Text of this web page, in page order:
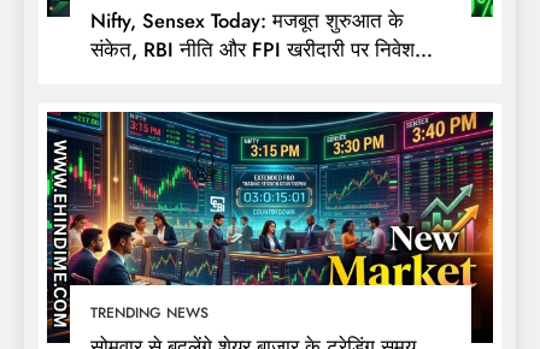
Nifty, Sensex Today: मजबूत शुरुआत के
संकेत, RBI नीति और FPI खरीदारी पर निवेशकों
TRENDING NEWS